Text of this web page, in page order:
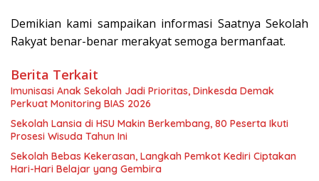
Demikian kami sampaikan informasi Saatnya Sekolah
Rakyat benar-benar merakyat semoga bermanfaat.
Berita Terkait
Imunisasi Anak Sekolah Jadi Prioritas, Dinkesda Demak
Perkuat Monitoring BIAS 2026
Sekolah Lansia di HSU Makin Berkembang, 80 Peserta Ikuti
Prosesi Wisuda Tahun Ini
Sekolah Bebas Kekerasan, Langkah Pemkot Kediri Ciptakan
Hari-Hari Belajar yang Gembira